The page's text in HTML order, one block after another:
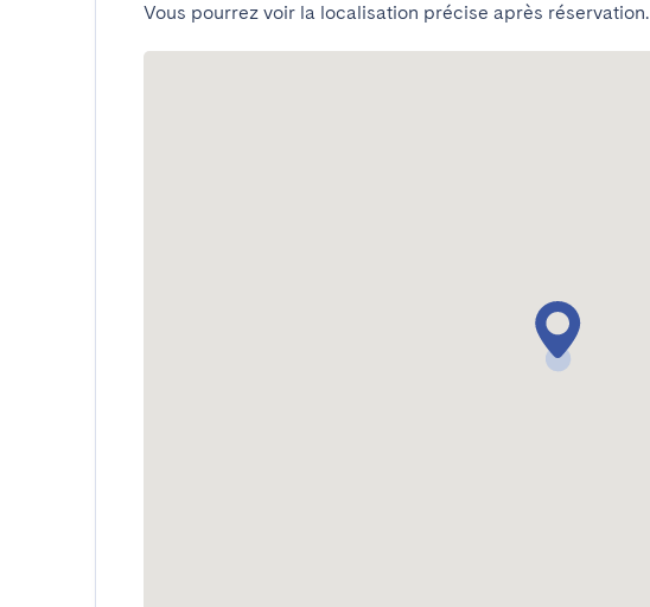
Vous pourrez voir la localisation précise après réservation.